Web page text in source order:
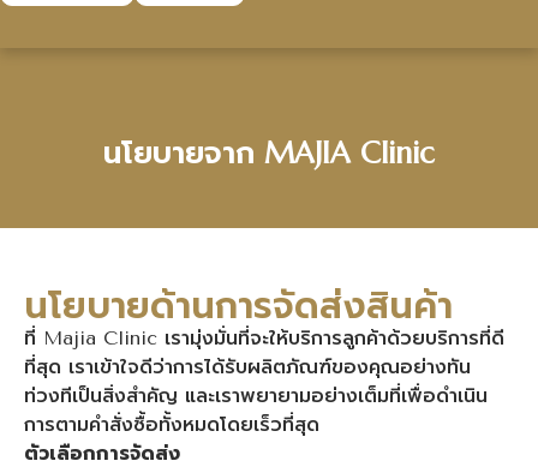
นโยบายจาก MAJIA Clinic
นโยบายด้านการจัดส่งสินค้า
ที่ Majia Clinic เรามุ่งมั่นที่จะให้บริการลูกค้าด้วยบริการที่ดี
ที่สุด เราเข้าใจดีว่าการได้รับผลิตภัณฑ์ของคุณอย่างทัน
ท่วงทีเป็นสิ่งสำคัญ และเราพยายามอย่างเต็มที่เพื่อดำเนิน
การตามคำสั่งซื้อทั้งหมดโดยเร็วที่สุด
ตัวเลือกการจัดส่ง